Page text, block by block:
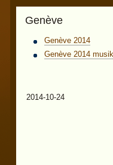
Genève
Genève 2014
Genève 2014 musik
2014-10-24